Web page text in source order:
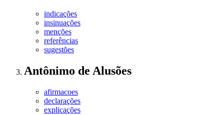
indicações
insinuações
menções
referências
sugestões
Antônimo de Alusões
afirmacoes
declarações
explicações